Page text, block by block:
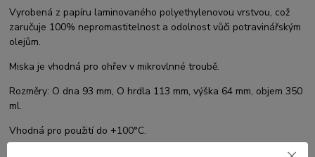
Vyrobená z papíru laminovaného polyethylenovou vrstvou, což
zaručuje 100% nepromastitelnost a odolnost vůči potravinářským
olejům.
Miska je vhodná pro ohřev v mikrovlnné troubě.
Rozměry: O dna 93 mm, O hrdla 113 mm, výška 64 mm, objem 350
ml.
Vhodná pro použití do +100°C.